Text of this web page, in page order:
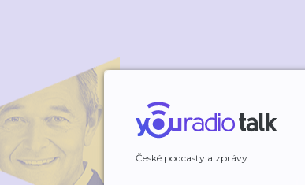
České podcasty a zprávy